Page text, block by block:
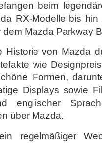
beim
RX-Modelle bis
Mazda Parkway
Historie von Mazda
wie
Formen,
Displays sowie
englischer
über Mazda.
regelmäßiger